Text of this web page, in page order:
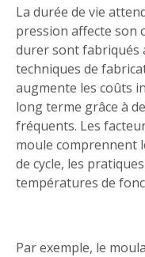
La durée de vie
pression affecte son
durer sont fabriqués
techniques de
augmente les coûts
long terme grâce à
fréquents. Les
moule comprennent
de cycle, les
températures de
Par exemple, le